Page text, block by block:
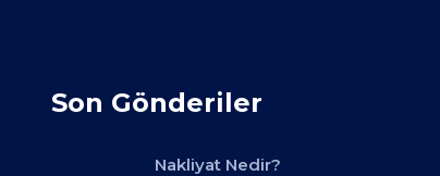
Son Gönderiler
Nakliyat Nedir?